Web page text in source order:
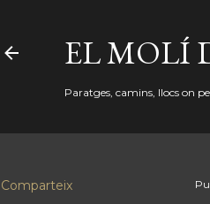
EL MOLÍ
Paratges, camins, llocs on
Comparteix